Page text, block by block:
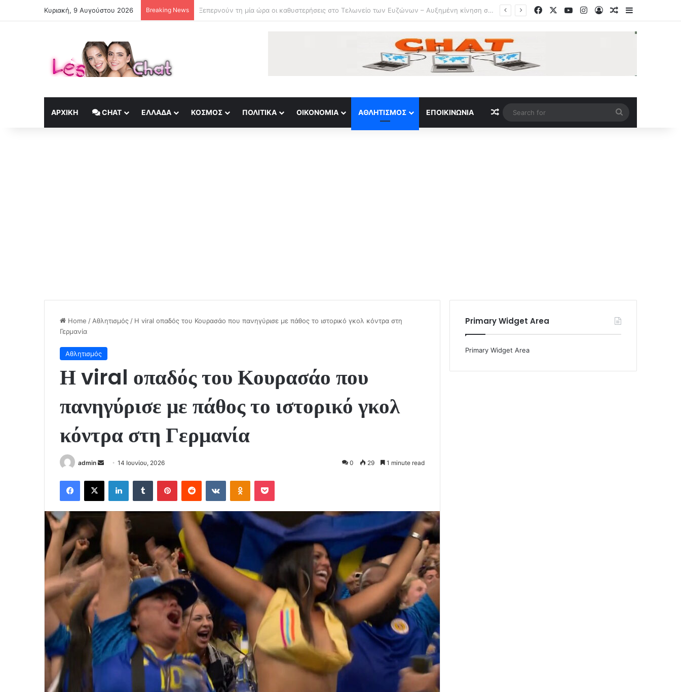
Κυριακή, 9 Αυγούστου 2026 Breaking News Αλβανία: Στις φλόγες χιλιάδες στρέμματα δάσους κοντά στα Τίρανα – Εκκενώθηκαν χωριά FacebookYouTubeInstagram
Log InRandom Article
Sidebar
ΑΡΧΙΚΉ CHAT ΕΛΛΆΔΑ ΚΟΣΜΟΣ ΠΟΛΙΤΙΚΆ ΟΙΚΟΝΟΜΊΑ ΑΘΛΗΤΙΣΜΌΣ ΕΠΟΙΚΙΝΩΝΊΑ Random Article
for
Home / Αθλητισμός / Η viral οπαδός του Κουρασάο που πανηγύρισε με πάθος το ιστορικό γκολ κόντρα στη
Γερμανία
Αθλητισμός
Η viral οπαδός του Κουρασάο που
πανηγύρισε με πάθος το ιστορικό γκολ
κόντρα στη Γερμανία
admin
Send
email
14 Ιουνίου, 2026 0 29 1 minute read
Facebook
X LinkedInTumblr PinterestReddit VKontakteOdnoklassniki
Pocket
Primary Widget Area
Primary Widget Area